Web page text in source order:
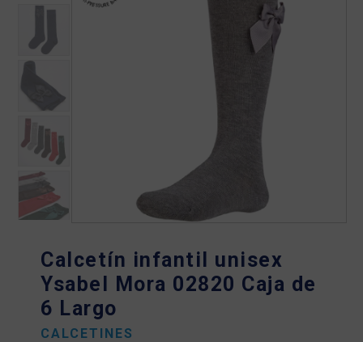
Calcetín infantil unisex
Ysabel Mora 02820 Caja de
6 Largo
CALCETINES